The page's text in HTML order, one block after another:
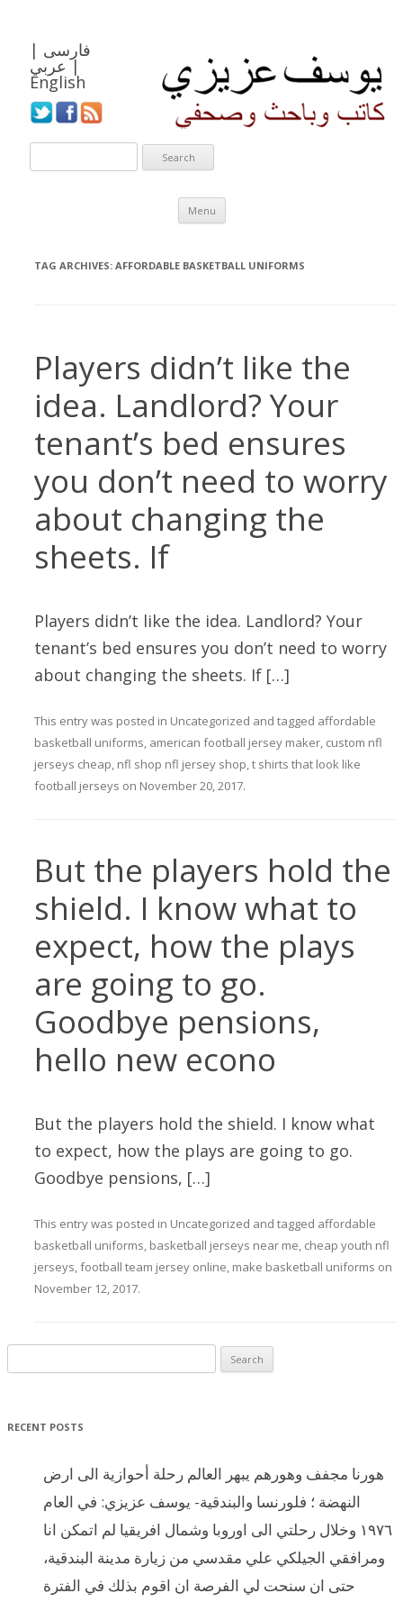
فارسی |
عربي |
English
Menu
Skip to content
TAG ARCHIVES: AFFORDABLE BASKETBALL UNIFORMS
Players didn’t like the
idea. Landlord? Your
tenant’s bed ensures
you don’t need to worry
about changing the
sheets. If
Players didn’t like the idea. Landlord? Your
tenant’s bed ensures you don’t need to worry
about changing the sheets. If […]
This entry was posted in Uncategorized and tagged affordable
basketball uniforms, american football jersey maker, custom nfl
jerseys cheap, nfl shop nfl jersey shop,t shirts that look like
football jerseys on November 20, 2017.
But the players hold the
shield. I know what to
expect, how the plays
are going to go.
Goodbye pensions,
hello new econo
But the players hold the shield. I know what
to expect, how the plays are going to go.
Goodbye pensions, […]
This entry was posted in Uncategorized and tagged affordable
basketball uniforms, basketball jerseys near me, cheap youth nfl
jerseys,football team jersey online, make basketball uniforms on
November 12, 2017.
RECENT POSTS
هورنا مجفف وهورهم يبهر العالم رحلة أحوازية الى ارض
النهضة ؛ فلورنسا والبندقية- يوسف عزيزي: في العام
١٩٧٦ وخلال رحلتي الى اوروبا وشمال افريقيا لم اتمكن انا
ومرافقي الجيلكي علي مقدسي من زيارة مدينة البندقية،
حتى ان سنحت لي الفرصة ان اقوم بذلك في الفترة